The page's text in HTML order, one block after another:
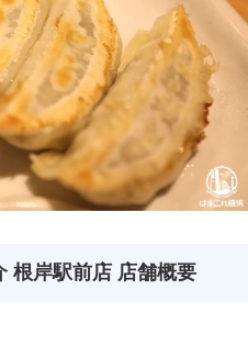
根岸駅前店 店舗概要